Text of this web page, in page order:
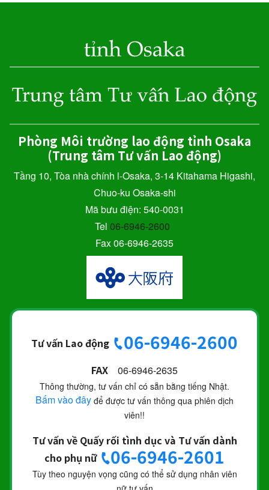
Phòng Môi trường lao động tỉnh Osaka
(Trung tâm Tư vấn Lao động)
Tầng 10, Tòa nhà chính l-Osaka, 3-14 Kitahama Higashi,
Chuo-ku Osaka-shi
Mã bưu điện: 540-0031
Tel 06-6946-2600
Fax 06-6946-2635
Tư vấn Lao động 06-6946-2600
FAX 06-6946-2635
Thông thường, tư vấn chỉ có sẵn bằng tiếng Nhật.
Bấm vào đây để được tư vấn thông qua phiên dịch
viên!!
Tư vấn về Quấy rối tình dục và Tư vấn dành
cho phụ nữ
06-6946-2601
Tùy theo nguyện vọng cũng có thể sử dụng nhân viên